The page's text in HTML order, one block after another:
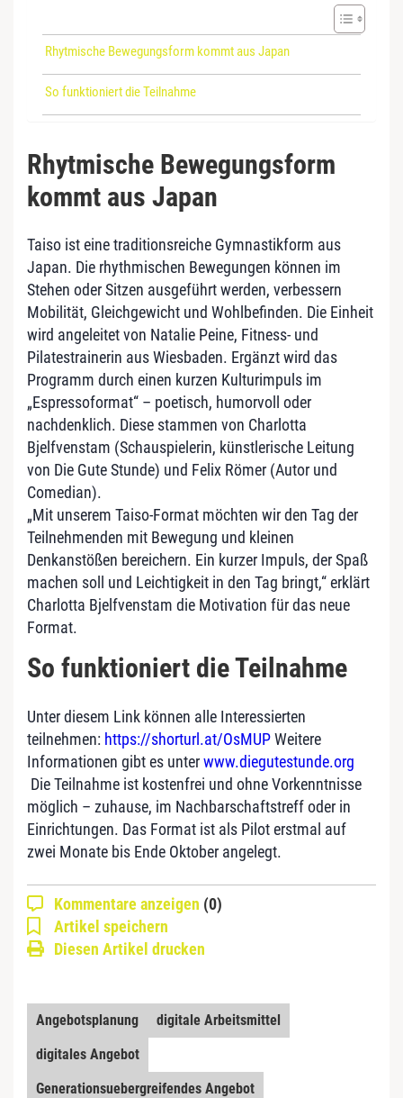
Rhytmische Bewegungsform kommt aus Japan
So funktioniert die Teilnahme
Rhytmische Bewegungsform
kommt aus Japan
Taiso ist eine traditionsreiche Gymnastikform aus
Japan. Die rhythmischen Bewegungen können im
Stehen oder Sitzen ausgeführt werden, verbessern
Mobilität, Gleichgewicht und Wohlbefinden. Die Einheit
wird angeleitet von Natalie Peine, Fitness- und
Pilatestrainerin aus Wiesbaden. Ergänzt wird das
Programm durch einen kurzen Kulturimpuls im
„Espressoformat“ – poetisch, humorvoll oder
nachdenklich. Diese stammen von Charlotta
Bjelfvenstam (Schauspielerin, künstlerische Leitung
von Die Gute Stunde) und Felix Römer (Autor und
Comedian).
„Mit unserem Taiso-Format möchten wir den Tag der
Teilnehmenden mit Bewegung und kleinen
Denkanstößen bereichern. Ein kurzer Impuls, der Spaß
machen soll und Leichtigkeit in den Tag bringt,“ erklärt
Charlotta Bjelfvenstam die Motivation für das neue
Format.
So funktioniert die Teilnahme
Unter diesem Link können alle Interessierten
teilnehmen: https://shorturl.at/OsMUPWeitere
Informationen gibt es unterwww.diegutestunde.org
Die Teilnahme ist kostenfrei und ohne Vorkenntnisse
möglich – zuhause, im Nachbarschaftstreff oder in
Einrichtungen. Das Format ist als Pilot erstmal auf
zwei Monate bis Ende Oktober angelegt.
Kommentare anzeigen (0)
Artikel speichern
Diesen Artikel drucken
Angebotsplanung
digitale Arbeitsmittel
digitales Angebot
Generationsuebergreifendes Angebot